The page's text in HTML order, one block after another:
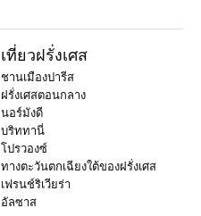
เที่ยวฝรั่งเศส
ชานเมืองปารีส
ฝรั่งเศสตอนกลาง
นอร์มังดี
บริททานี่
โปรวองซ์
ทางตะวันตกเฉียงใต้ของฝรั่งเศส
เฟรนช์ริเวียร่า
อัลซาส